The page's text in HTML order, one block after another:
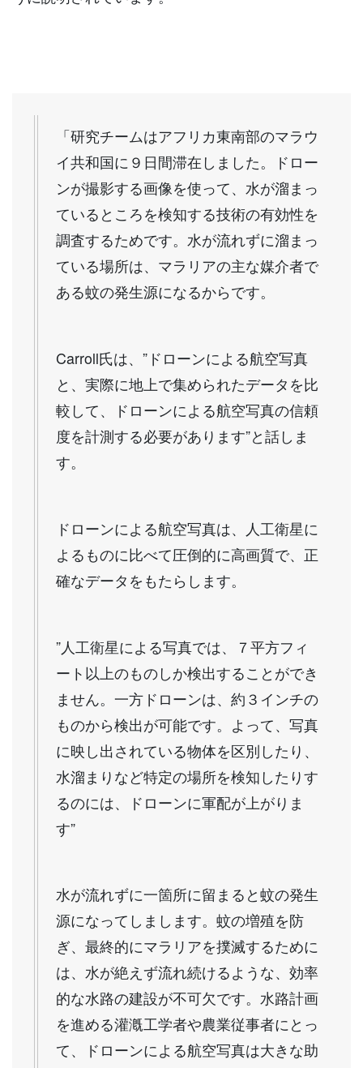
「研究チームはアフリカ東南部のマラウ
イ共和国に９日間滞在しました。ドロー
ンが撮影する画像を使って、水が溜まっ
ているところを検知する技術の有効性を
調査するためです。水が流れずに溜まっ
ている場所は、マラリアの主な媒介者で
ある蚊の発生源になるからです。
Carroll氏は、”ドローンによる航空写真
と、実際に地上で集められたデータを比
較して、ドローンによる航空写真の信頼
度を計測する必要があります”と話しま
す。
ドローンによる航空写真は、人工衛星に
よるものに比べて圧倒的に高画質で、正
確なデータをもたらします。
”人工衛星による写真では、７平方フィ
ート以上のものしか検出することができ
ません。一方ドローンは、約３インチの
ものから検出が可能です。よって、写真
に映し出されている物体を区別したり、
水溜まりなど特定の場所を検知したりす
るのには、ドローンに軍配が上がりま
す”
水が流れずに一箇所に留まると蚊の発生
源になってしまします。蚊の増殖を防
ぎ、最終的にマラリアを撲滅するために
は、水が絶えず流れ続けるような、効率
的な水路の建設が不可欠です。水路計画
を進める灌漑工学者や農業従事者にとっ
て、ドローンによる航空写真は大きな助